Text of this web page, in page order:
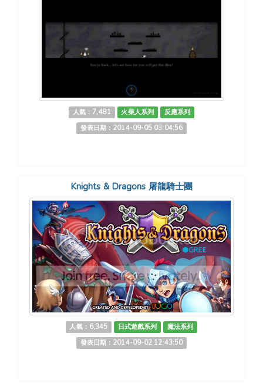
人氣：7,481 火柴人系列
反應系列
發表日期：2014-09-05 03:04:56
Knights & Dragons 屠龍騎士團
人氣：6,345 日式遊戲系列
魔法系列
發表日期：2014-09-02 12:43:50